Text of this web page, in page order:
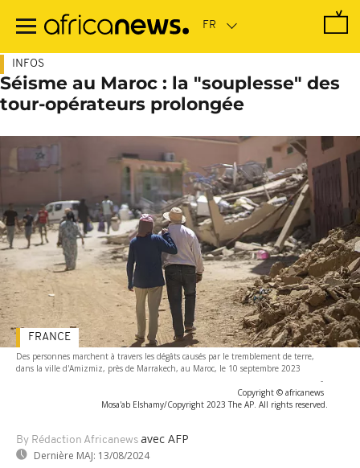
contenu
INFOS
Séisme au Maroc : la "souplesse" des
tour-opérateurs prolongée
Des personnes marchent à travers les dégâts causés par le tremblement de terre,
dans la ville d'Amizmiz, près de Marrakech, au Maroc, le 10 septembre 2023
-
Copyright © africanews
Mosa'ab Elshamy/Copyright 2023 The AP. All rights reserved.
By Rédaction Africanews avec AFP
Dernière MAJ: 13/08/2024
FRANCE